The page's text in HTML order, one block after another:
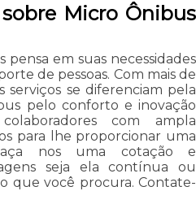
Micro Ônibus
pensa em suas necessidades
de pessoas. Com mais de
serviços se diferenciam pela
pelo conforto e inovação
com ampla
para lhe proporcionar uma
nos uma cotação e
seja ela contínua ou
que você procura. Contate-